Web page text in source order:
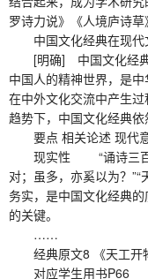
罗诗力说》《人境庐诗草
中国文化经典在现代
[明确] 中国文化经典
中国人的精神世界，是
在中外文化交流中产生
趋势下，中国文化经典依
要点 相关论述 现代
现实性 “诵诗三百，
对；虽多，亦奚以为？
务实，是中国文化经典
的关键。
……
经典原文8 《天工开
对应学生用书P66